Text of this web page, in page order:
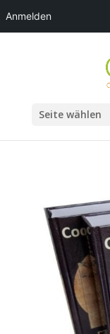
Anmelden
Seite wählen